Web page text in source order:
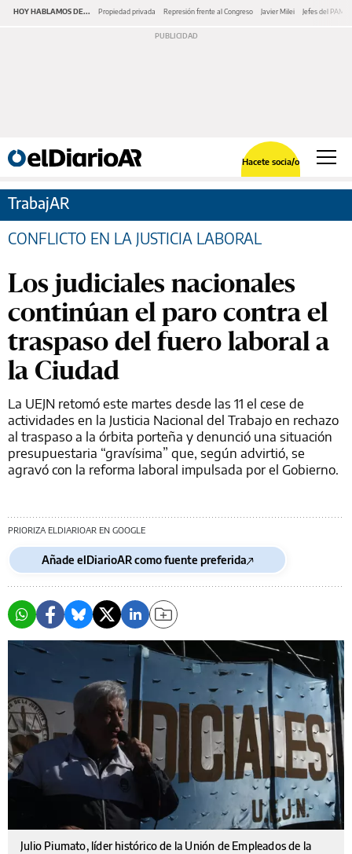
HOY HABLAMOS DE... Propiedad privada Represión frente al Congreso Javier Milei Jefes del PAMI
Hacete socia/o
TrabajAR
CONFLICTO EN LA JUSTICIA LABORAL
Los judiciales nacionales
continúan el paro contra el
traspaso del fuero laboral a
la Ciudad
La UEJN retomó este martes desde las 11 el cese de
actividades en la Justicia Nacional del Trabajo en rechazo
al traspaso a la órbita porteña y denunció una situación
presupuestaria “gravísima” que, según advirtió, se
agravó con la reforma laboral impulsada por el Gobierno.
PRIORIZA ELDIARIOAR EN GOOGLE
Añade elDiarioAR como fuente preferida
Julio Piumato, líder histórico de la Unión de Empleados de la